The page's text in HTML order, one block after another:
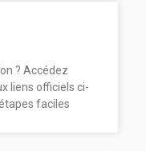
? Accédez
liens officiels ci-
faciles